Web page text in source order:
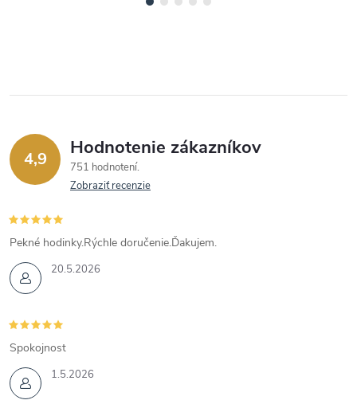
4,9 Hodnotenie zákazníkov
751 hodnotení
Zobraziť recenzie
20.5.2026
Pekné hodinky.Rýchle doručenie.Ďakujem.
1.5.2026
Spokojnost